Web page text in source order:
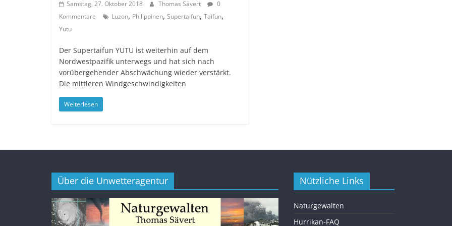
Samstag, 27. Oktober 2018 Thomas Sävert
0
Kommentare
Luzon, Philippinen, Supertaifun, Taifun,
Yutu
Der Supertaifun YUTU ist weiterhin auf dem
Nordwestpazifik unterwegs und hat sich nach
vorübergehender Abschwächung wieder verstärkt.
Die mittleren Windgeschwindigkeiten
Weiterlesen
Über die Unwetteragentur Nützliche Links
Naturgewalten
Hurrikan-FAQ